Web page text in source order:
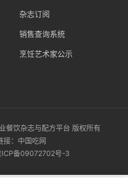
杂志订阅
销售查询系统
烹饪艺术家公示
餐饮杂志与配方平台 版权所有
： 中国吃网
ICP备09072702号-3